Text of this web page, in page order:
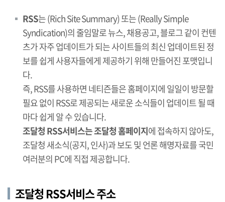
RSS는 (Rich Site Summary) 또는 (Really Simple
Syndication)의 줄임말로 뉴스, 채용공고, 블로그 같이 컨텐
츠가 자주 업데이트가 되는 사이트들의 최신 업데이트된 정
보를 쉽게 사용자들에게 제공하기 위해 만들어진 포맷입니
다.
즉, RSS를 사용하면 네티즌들은 홈페이지에 일일이 방문할
필요 없이 RSS로 제공되는 새로운 소식들이 업데이트 될 때
마다 쉽게 알 수 있습니다.
조달청 RSS서비스는 조달청 홈페이지에 접속하지 않아도,
조달청 새소식(공지, 인사)과 보도 및 언론 해명자료를 국민
여러분의 PC에 직접 제공합니다.
조달청 RSS서비스 주소